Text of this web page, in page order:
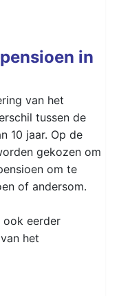
in
van het
tussen de
10 jaar. Op de
gekozen om
om te
of andersom.
eerder
het